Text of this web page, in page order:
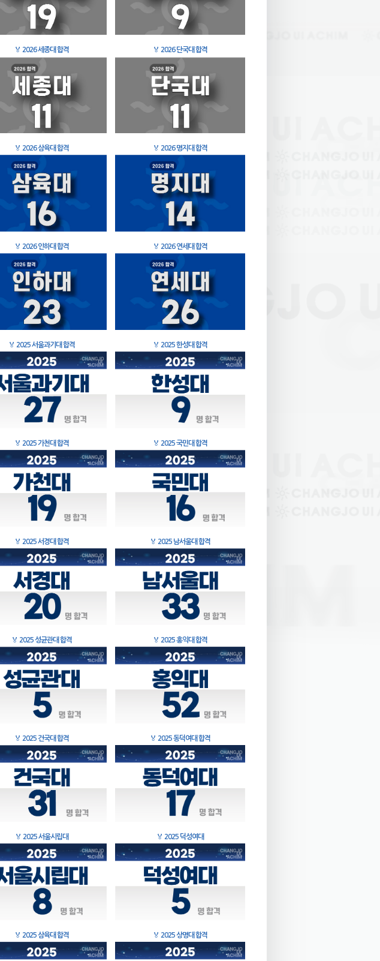
🏅 2026 세종대 합격 🏅 2026 단국대 합격
🏅 2026 삼육대 합격 🏅 2026 명지대 합격
🏅 2026 인하대 합격 🏅 2026 연세대 합격
🏅 2025 서울과기대 합격 🏅 2025 한성대 합격
🏅 2025 가천대 합격 🏅 2025 국민대 합격
🏅 2025 서경대 합격 🏅 2025 남서울대 합격
🏅 2025 성균관대 합격 🏅 2025 홍익대 합격
🏅 2025 건국대 합격 🏅 2025 동덕여대 합격
🏅 2025 서울시립대 🏅 2025 덕성여대
🏅 2025 삼육대 합격 🏅 2025 상명대 합격